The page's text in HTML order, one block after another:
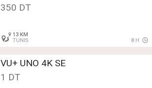
350 DT
13 KM
TUNIS
8 H
VU+ UNO 4K SE
1 DT